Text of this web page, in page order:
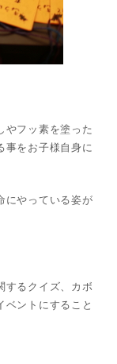
やフッ素を塗った
事をお子様自身に
にやっている姿が
するクイズ、カボ
ベントにすること